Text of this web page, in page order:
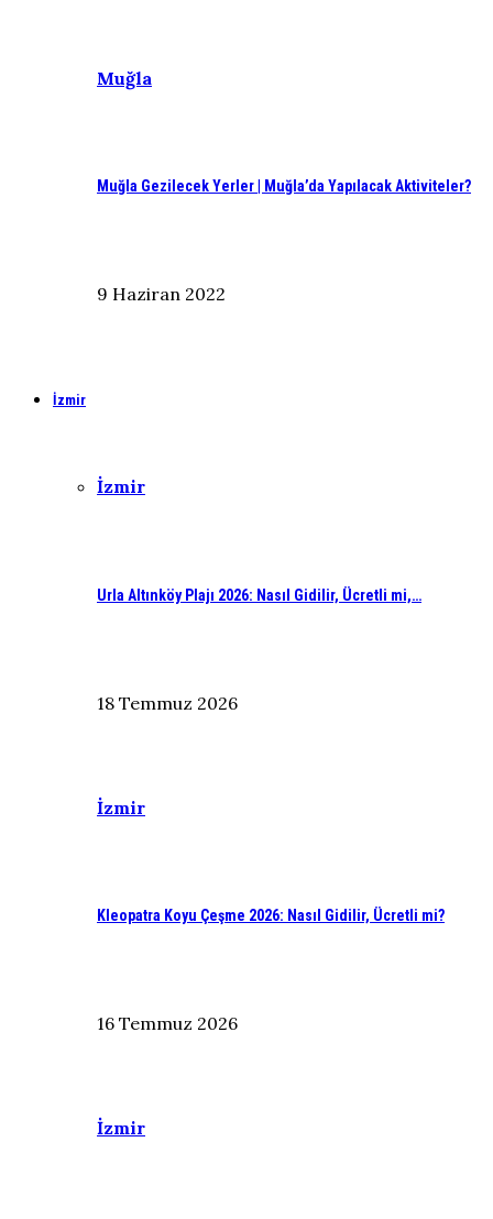
Muğla
Muğla Gezilecek Yerler | Muğla’da Yapılacak Aktiviteler?
9 Haziran 2022
İzmir
İzmir
Urla Altınköy Plajı 2026: Nasıl Gidilir, Ücretli mi,…
18 Temmuz 2026
İzmir
Kleopatra Koyu Çeşme 2026: Nasıl Gidilir, Ücretli mi?
16 Temmuz 2026
İzmir